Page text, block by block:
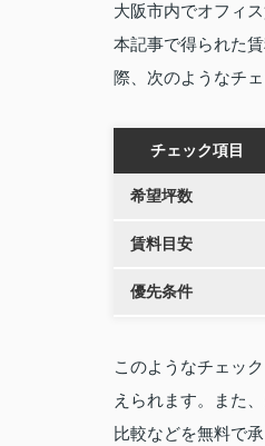
大阪市内でオフィ
本記事で得られた
際、次のようなチ
チェック項目
希望坪数
賃料目安
優先条件
このようなチェッ
えられます。また
比較などを無料で